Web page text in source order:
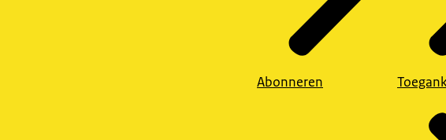
Abonneren